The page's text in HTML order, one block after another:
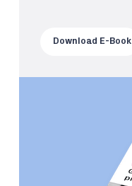
Download E-Book